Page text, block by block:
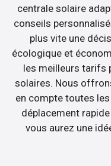
centrale solaire
conseils
plus vite une
écologique et
les meilleurs tarifs
solaires. Nous
en compte toutes
déplacement
vous aurez une